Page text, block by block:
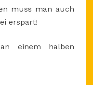
muss man auch
erspart!
einem halben